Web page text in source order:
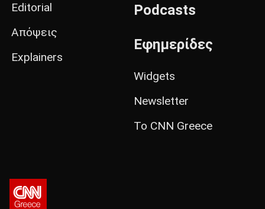
Editorial
Απόψεις
Explainers
Podcasts
Εφημερίδες
Widgets
Newsletter
Το CNN Greece